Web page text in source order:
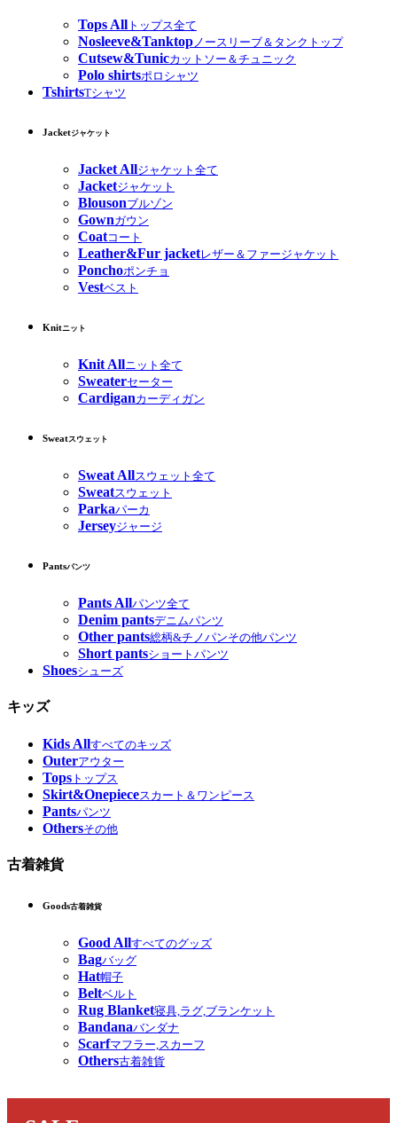
Tops All トップス全て
Nosleeve&Tanktopノースリーブ＆タンクトップ
Cutsew&Tunicカットソー＆チュニック
Polo shirtsポロシャツ
TshirtsTシャツ
Jacketジャケット
Jacket Allジャケット全て
Jacketジャケット
Blousonブルゾン
Gownガウン
Coatコート
Leather&Fur jacketレザー＆ファージャケット
Ponchoポンチョ
Vestベスト
Knitニット
Knit Allニット全て
Sweaterセーター
Cardiganカーディガン
Sweatスウェット
Sweat Allスウェット全て
Sweatスウェット
Parkaパーカ
Jerseyジャージ
Pantsパンツ
Pants Allパンツ全て
Denim pantsデニムパンツ
Other pants総柄&チノパンその他パンツ
Short pantsショートパンツ
Shoesシューズ
キッズ
Kids Allすべてのキッズ
Outerアウター
Tops トップス
Skirt&Onepieceスカート＆ワンピース
Pantsパンツ
Othersその他
古着雑貨
Goods古着雑貨
Good Allすべてのグッズ
Bagバッグ
Hat帽子
Beltベルト
Rug Blanket寝具,ラグ,ブランケット
Bandanaバンダナ
Scarfマフラー,スカーフ
Others古着雑貨